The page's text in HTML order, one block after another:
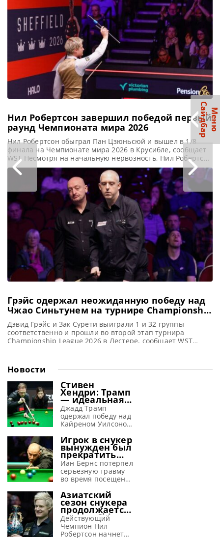
Нил Робертсон завершил победой первый
раунд Чемпионата мира 2026
Нил Робертсон обыграл Пан Цзюньсюй и вышел в 1/8
финала на Чемпионате мира 2026 в Крусибле, сообщает
WST Несмотря на начальную нервозность, Нил Робертсон
смог взять верх над со счетом 10-6 Пан Цзюньсюем в 1/16
финала Чемпионата мира по снукеру. Австралиец,
преодолев сильное волнение, показал уверенную игру,
оторвавшись от соперника на несколько очков. В первой
Грэйс одержал неожиданную победу над
Чжао Синьтунем на турнире Championship
League 2026
Дэвид Грэйс и Зак Сурети выиграли 1 и 32 группы
соответственно и прошли во второй этап турнира
Championship League 2026 в Лестере, сообщает WST
мира 2025 года Чжао Синьтуном с минимальным
преимуществом в один фрейм. Этот триумф обеспечил
ему выход в следующий этап и
Новости
Стивен
Хендри: Трамп
— идеальная
машина для
завоевания
побед
Джадд Трамп
одержал победу над
Кайреном Уилсоном
Мастерс 2026 и, по
словам Хендри,
просто создан для
успеха в снукере,
сообщает WST
Стивен Хендри
Трамп способен
вновь обрести свою
лучшую форму в
текущем сезоне. Эти
размышления он
высказал в
Игрок в снукер
вынужден был
прекратить
выступления
из-за
серьезной
травмы,
полученной на
аттракционе
Иан Бернс потерпел
серьезную травму
во время посещения
вынужден
пропустить начало
снукерного сезона
2026-27, сообщает
metrouk Иан Бернс
провел две недели в
Азиатский
сезон снукера
продолжается:
турнир China
Open 2026
предлагает
Действующий
Чемпион Нил
Робертсон начнет
М
е
н
ю
Са
й
д
б
а
р